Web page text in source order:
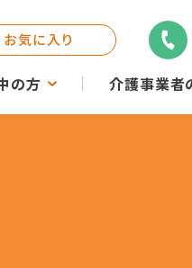
の方 介護事業者
お気に入り